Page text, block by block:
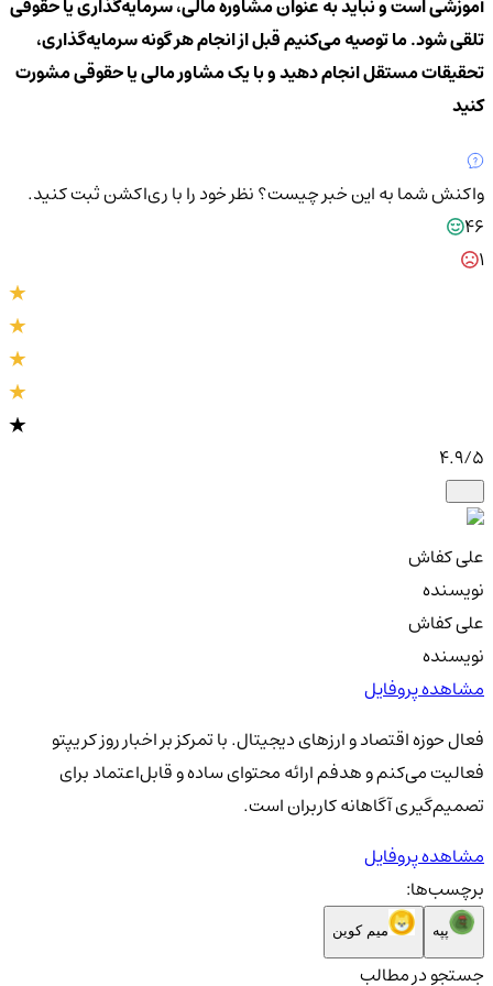
آموزشی است و نباید به عنوان مشاوره مالی، سرمایه‌گذاری یا حقوقی
تلقی شود. ما توصیه می‌کنیم قبل از انجام هر گونه سرمایه‌گذاری،
تحقیقات مستقل انجام دهید و با یک مشاور مالی یا حقوقی مشورت
کنید
واکنش شما به این خبر چیست؟نظر خود را با ری‌اکشن ثبت کنید.
46
4.9/5
علی کفاش
نویسنده
علی کفاش
نویسنده
مشاهده پروفایل
فعال حوزه اقتصاد و ارزهای دیجیتال. با تمرکز بر اخبار روز کریپتو
فعالیت می‌کنم و هدفم ارائه محتوای ساده و قابل‌اعتماد برای
تصمیم‌گیری آگاهانه کاربران است.
مشاهده پروفایل
برچسب‌ها:
پپه میم کوین
جستجو در مطالب